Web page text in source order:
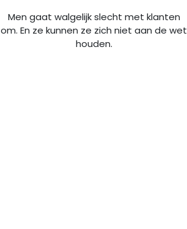
Men gaat walgelijk slecht met klanten
om. En ze kunnen ze zich niet aan de wet
houden.